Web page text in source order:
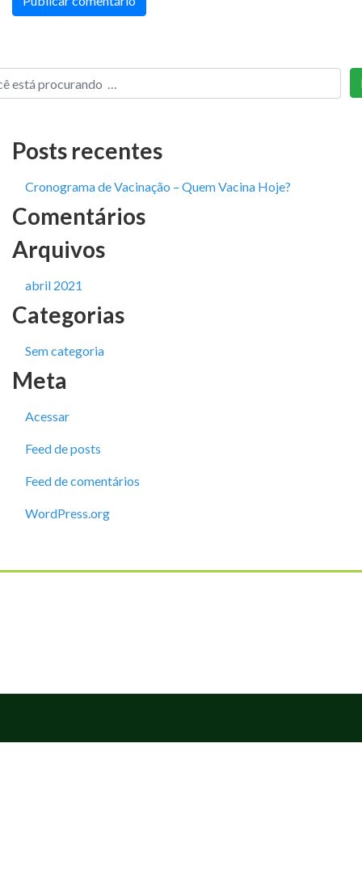
Posts recentes
Cronograma de Vacinação – Quem Vacina Hoje?
Comentários
Arquivos
abril 2021
Categorias
Sem categoria
Meta
Acessar
Feed de posts
Feed de comentários
WordPress.org